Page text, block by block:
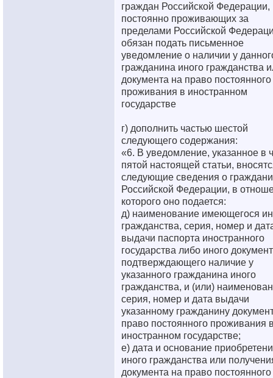
граждан Российской Федерации,
постоянно проживающих за
пределами Российской
обязан подать письменное
уведомление о наличии у
гражданина иного гражданства
документа на право постоянного
проживания в иностранном
государстве
г) дополнить частью шестой
следующего содержания:
«6. В уведомление, указанное в
пятой настоящей статьи,
следующие сведения о
Российской Федерации, в
которого оно подается:
д) наименование имеющегося
гражданства, серия, номер и
выдачи паспорта иностранного
государства либо иного
подтверждающего наличие у
указанного гражданина иного
гражданства, и (или)
серия, номер и дата выдачи
указанному гражданину
право постоянного проживания
иностранном государстве;
е) дата и основание
иного гражданства или
документа на право постоянного